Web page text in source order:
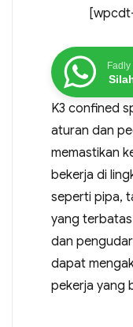
Fadly
K3 confined
aturan dan
memastikan
bekerja di
seperti pipa,
yang
dan
dapat
pekerja yang